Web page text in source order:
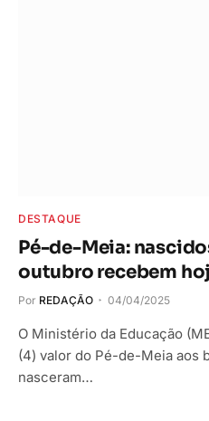
DESTAQUE
Pé-de-Meia:
outubro recebem
Por REDAÇÃO 04/04/2025
O Ministério da Educação
(4) valor do Pé-de-Meia aos
nasceram…